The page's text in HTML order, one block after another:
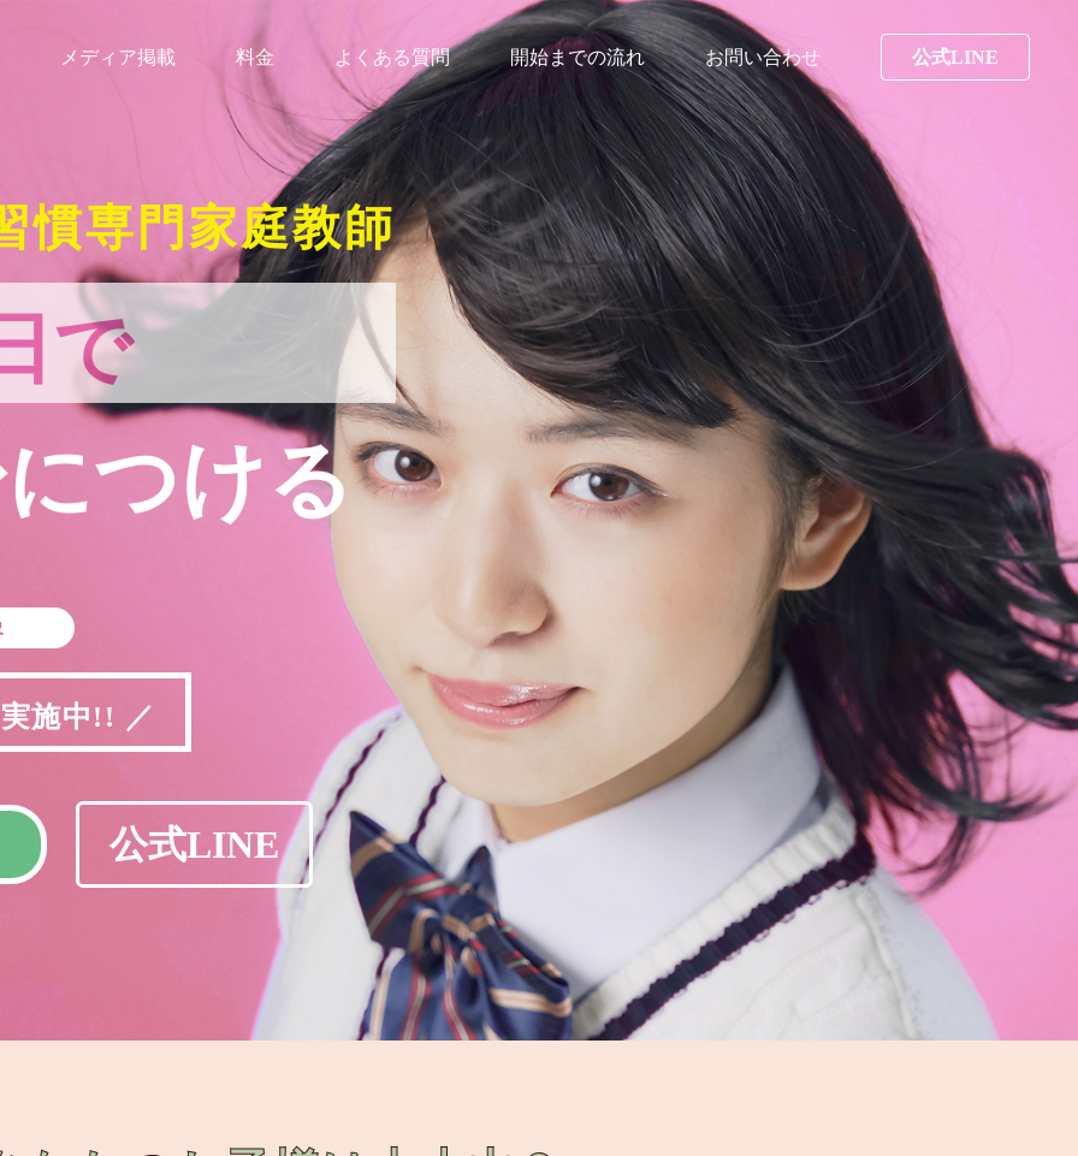
メディア掲載 料金 よくある質問 開始までの流れ お問い合わせ 公式LINE
慣専門家庭教師
で
つける
施中!! ／
公式LINE